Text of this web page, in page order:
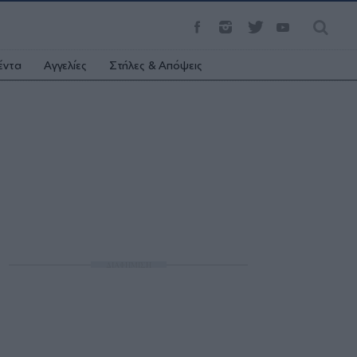
Αγγελίες Στήλες & Απόψεις